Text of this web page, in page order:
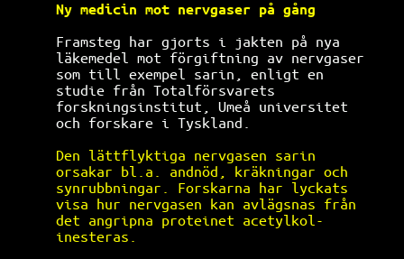
Ny medicin mot nervgaser på gång
Framsteg har gjorts i jakten på nya
läkemedel mot förgiftning av nervgaser
som till exempel sarin, enligt en
studie från Totalförsvarets
forskningsinstitut, Umeå universitet
och forskare i Tyskland.
Den lättflyktiga nervgasen sarin
orsakar bl.a. andnöd, kräkningar och
synrubbningar. Forskarna har lyckats
visa hur nervgasen kan avlägsnas från
det angripna proteinet acetylkol-
inesteras.